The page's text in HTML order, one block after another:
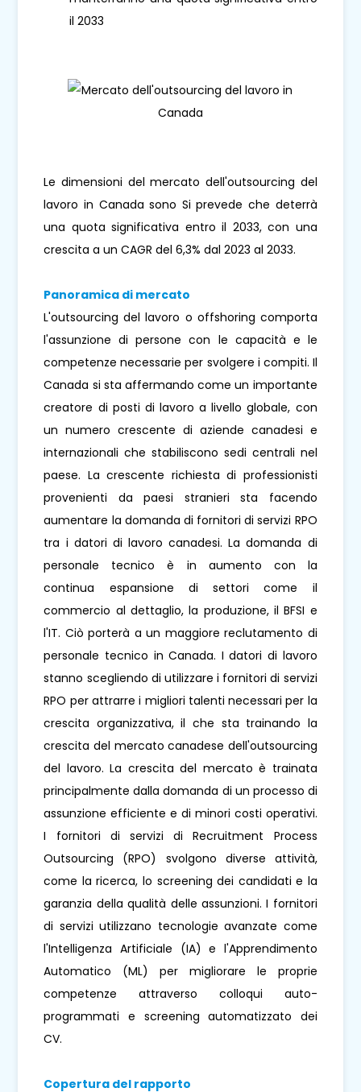
il 2033
Le dimensioni del mercato dell'outsourcing del
lavoro in Canada sono Si prevede che deterrà
una quota significativa entro il 2033, con una
crescita a un CAGR del 6,3% dal 2023 al 2033.
Panoramica di mercato
L'outsourcing del lavoro o offshoring comporta
l'assunzione di persone con le capacità e le
competenze necessarie per svolgere i compiti. Il
Canada si sta affermando come un importante
creatore di posti di lavoro a livello globale, con
un numero crescente di aziende canadesi e
internazionali che stabiliscono sedi centrali nel
paese. La crescente richiesta di professionisti
provenienti da paesi stranieri sta facendo
aumentare la domanda di fornitori di servizi RPO
tra i datori di lavoro canadesi. La domanda di
personale tecnico è in aumento con la
continua espansione di settori come il
commercio al dettaglio, la produzione, il BFSI e
l'IT. Ciò porterà a un maggiore reclutamento di
personale tecnico in Canada. I datori di lavoro
stanno scegliendo di utilizzare i fornitori di servizi
RPO per attrarre i migliori talenti necessari per la
crescita organizzativa, il che sta trainando la
crescita del mercato canadese dell'outsourcing
del lavoro. La crescita del mercato è trainata
principalmente dalla domanda di un processo di
assunzione efficiente e di minori costi operativi.
I fornitori di servizi di Recruitment Process
Outsourcing (RPO) svolgono diverse attività,
come la ricerca, lo screening dei candidati e la
garanzia della qualità delle assunzioni. I fornitori
di servizi utilizzano tecnologie avanzate come
l'Intelligenza Artificiale (IA) e l'Apprendimento
Automatico (ML) per migliorare le proprie
competenze attraverso colloqui auto-
programmati e screening automatizzato dei
CV.
Copertura del rapporto